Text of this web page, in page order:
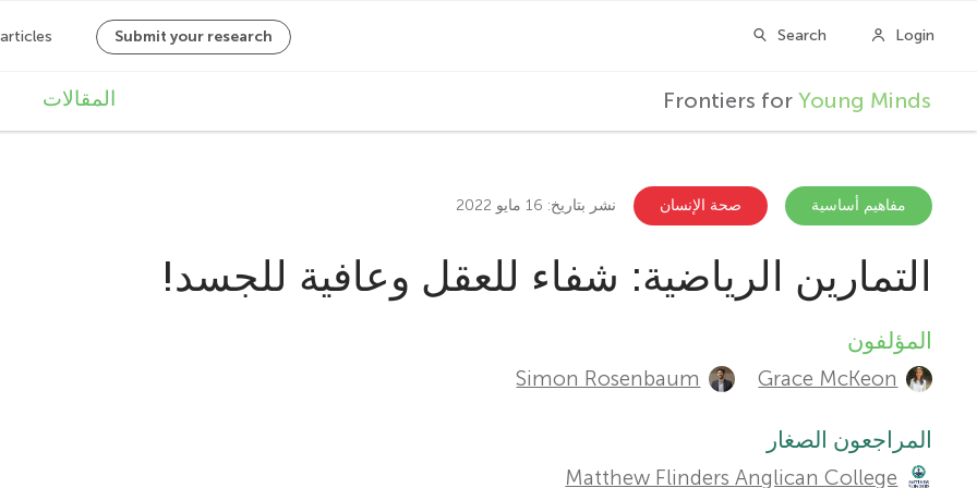
Frontiers for Young Minds
M
a
المقالات
مفاهيم أساسية صحة الإنسان نشر بتاريخ: 16 مايو 2022
التمارين الرياضية: شفاء للعقل وعافية للجسد!
A
u
t
المؤلفون
Grace McKeon
Simon Rosenbaum
المراجعون الصغار
Matthew Flinders Anglican College